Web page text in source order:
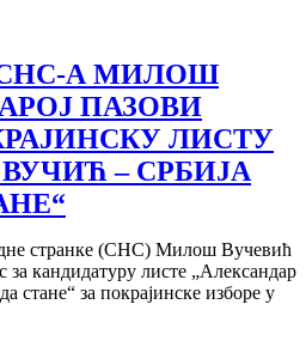
А МИЛОШ
ПАЗОВИ
ЛИСТУ
– СРБИЈА
странке (СНС) Милош Вучевић
за кандидатуру листе „Александар
стане“ за покрајинске изборе у